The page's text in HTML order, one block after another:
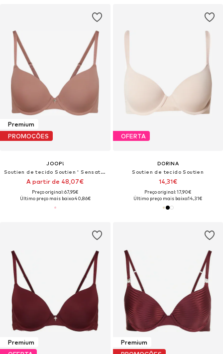
Premium
PROMOÇÕES
JOOP!
Soutien de tecido Soutien ' Sensation Solid '
A partir de 48,07€
Preço original: 67,95€
Último preço mais baixo:40,86€
OFERTA
DORINA
Soutien de tecido Soutien
14,31€
Preço original: 17,90€
Último preço mais baixo:14,31€
Premium
Premium